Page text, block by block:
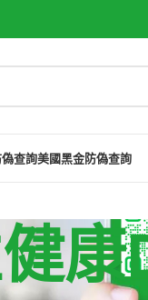
查詢美國黑金防偽查詢